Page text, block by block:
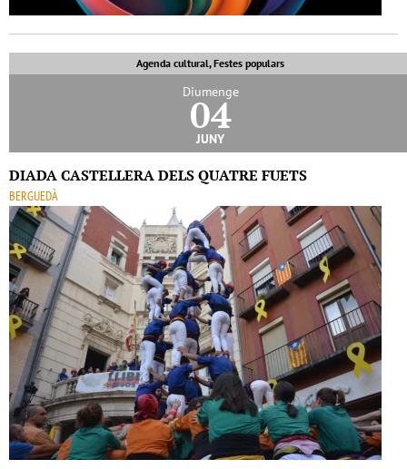
Agenda cultural, Festes populars
Diumenge
04
juny
DIADA CASTELLERA DELS QUATRE FUETS
BERGUEDÀ